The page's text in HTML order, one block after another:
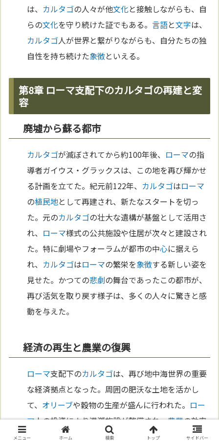
は、 カルタゴの人々が他文化と接触しながらも、自
らの文化を守り続けた証でもある。言語と文字は、
カルタゴ人が世界と繋がりながらも、自分たちの独
自性を持ち続けた象徴といえる。
第8章 ローマ支配下のカルタゴの再建と変
容
廃墟から蘇る都市
カルタゴが滅ぼされてから約100年後、 ローマの指
導者ガイウス・グラックスは、この地を再び輝かせ
る計画を立てた。紀元前122年、 カルタゴはローマ
の植民地として再建され、新たなスタートを切っ
た。元のカルタゴの壮大な遺構が基盤として活用さ
れ、 ローマ様式の公共施設や住居が次々と建設され
た。特に劇場やフォーラムが都市の中心に据えら
れ、 カルタゴはローマの繁栄を象徴する新しい姿を
見せた。かつての悲劇の舞台であったこの都市が、
再び活気を取り戻す様子は、多くの人々に驚きと感
動を与えた。
経済の再生と農業の復興
ローマ支配下のカルタゴは、再び地中海世界の重要
な経済拠点となった。周囲の肥沃な土地を活かし
て、 オリーブや穀物の生産が盛んに行われた。 ロー
マ人の投資により灌漑施設が整備され、農業の効率
が飛躍的に向上した。カルタゴ の農産物は ローマ帝
メニュー ホーム 検索 トップ サイドバー